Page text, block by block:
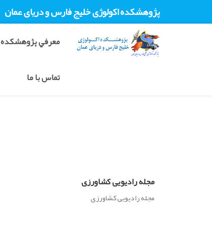
پژوهشکده اکولوژی خليج فارس و دريای عمان
معرفي پژوهشکده
تماس با ما
مجله رادیویی کشاورزی
مجله رادیویی کشاورزی